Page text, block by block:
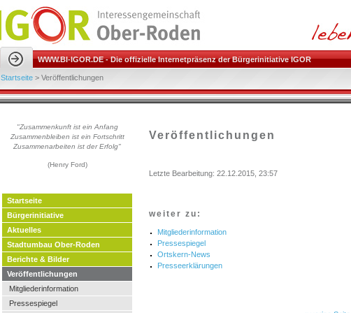
WWW.BI-IGOR.DE - Die offizielle Internetpräsenz der Bürgerinitiative IGOR
Startseite > Veröffentlichungen
"Zusammenkunft ist ein Anfang
Zusammenbleiben ist ein Fortschritt
Zusammenarbeiten ist der Erfolg"
(Henry Ford)
Startseite
Bürgerinitiative
Aktuelles
Stadtumbau Ober-Roden
Berichte & Bilder
Veröffentlichungen
Mitgliederinformation
Pressespiegel
Veröffentlichungen
Letzte Bearbeitung: 22.12.2015, 23:57
weiter zu:
Mitgliederinformation
Pressespiegel
Ortskern-News
Presseerklärungen